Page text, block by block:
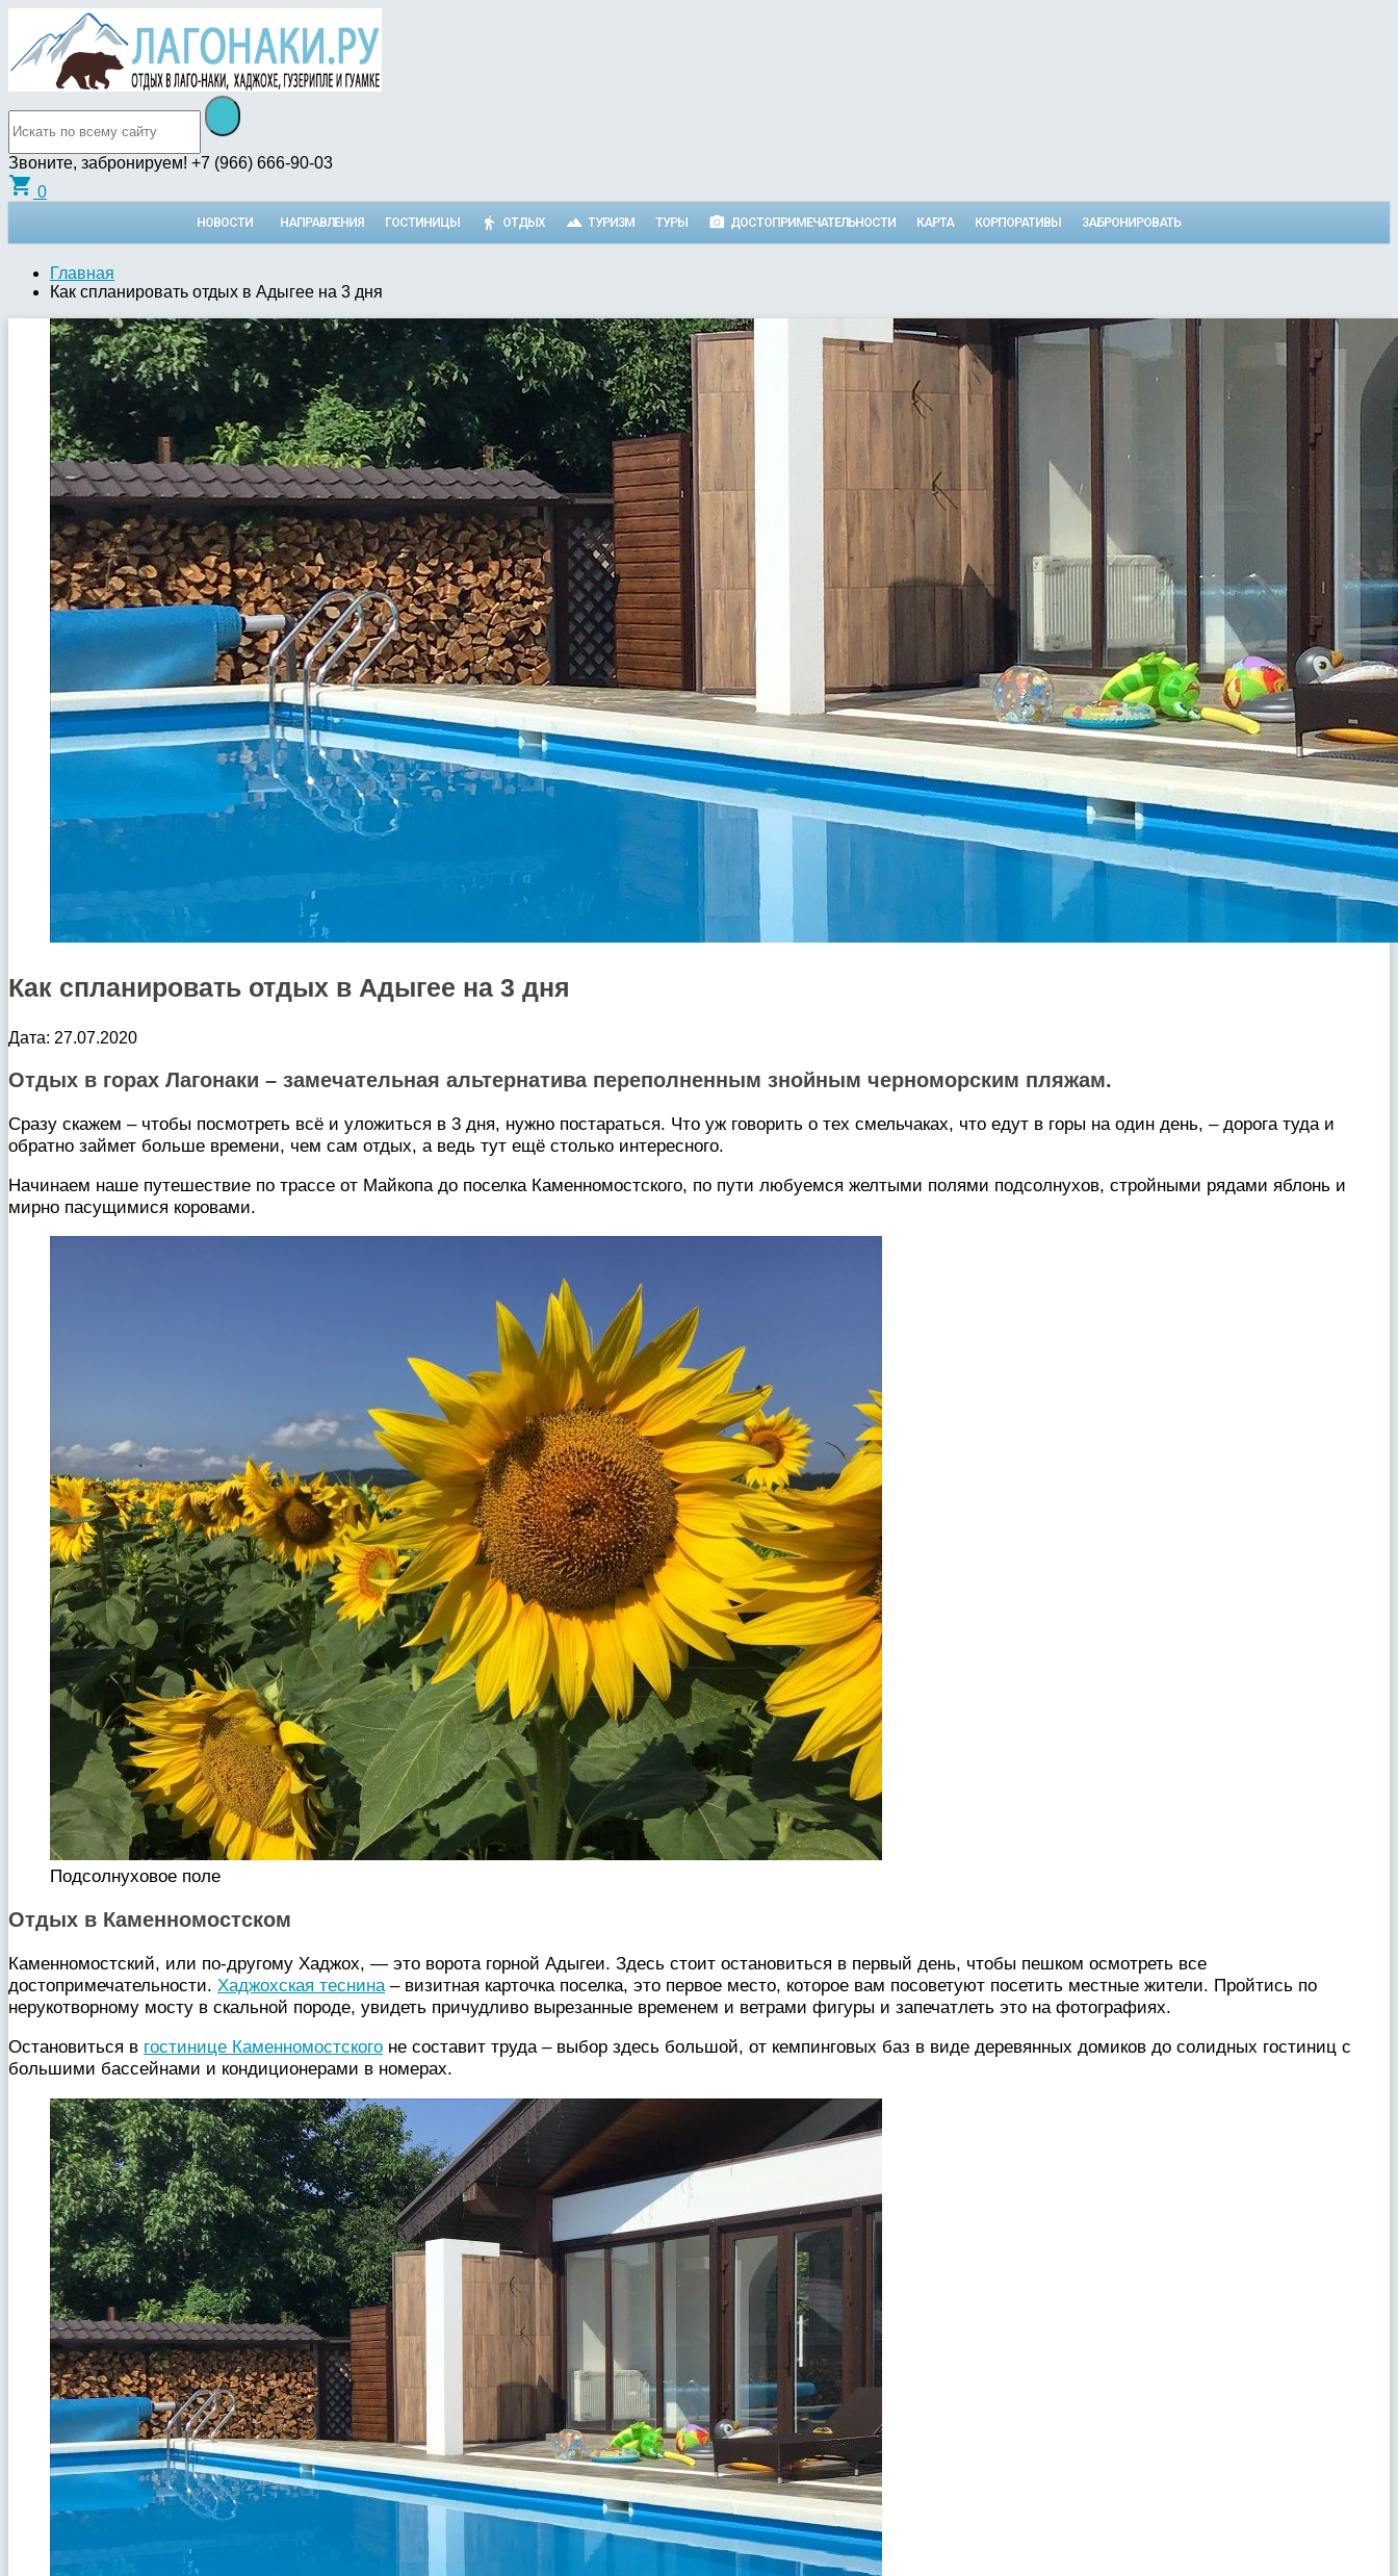
Звоните, забронируем! +7 (966) 666-90-03
shopping_cart 0
НОВОСТИ НАПРАВЛЕНИЯ ГОСТИНИЦЫ ОТДЫХ ТУРИЗМ ТУРЫ ДОСТОПРИМЕЧАТЕЛЬНОСТИ КАРТА КОРПОРАТИВЫ ЗАБРОНИРОВАТЬ
Главная
Как спланировать отдых в Адыгее на 3 дня
Как спланировать отдых в Адыгее на 3 дня
Дата: 27.07.2020
Отдых в горах Лагонаки – замечательная альтернатива переполненным знойным черноморским пляжам.
Сразу скажем – чтобы посмотреть всё и уложиться в 3 дня, нужно постараться. Что уж говорить о тех смельчаках, что едут в горы на один день, – дорога туда и
обратно займет больше времени, чем сам отдых, а ведь тут ещё столько интересного.
Начинаем наше путешествие по трассе от Майкопа до поселка Каменномостского, по пути любуемся желтыми полями подсолнухов, стройными рядами яблонь и
мирно пасущимися коровами.
Подсолнуховое поле
Отдых в Каменномостском
Каменномостский, или по-другому Хаджох, — это ворота горной Адыгеи. Здесь стоит остановиться в первый день, чтобы пешком осмотреть все
достопримечательности. Хаджохская теснина– визитная карточка поселка, это первое место, которое вам посоветуют посетить местные жители. Пройтись по
нерукотворному мосту в скальной породе, увидеть причудливо вырезанные временем и ветрами фигуры и запечатлеть это на фотографиях.
Остановиться в гостинице Каменномостского не составит труда – выбор здесь большой, от кемпинговых баз в виде деревянных домиков до солидных гостиниц с
большими бассейнами и кондиционерами в номерах.